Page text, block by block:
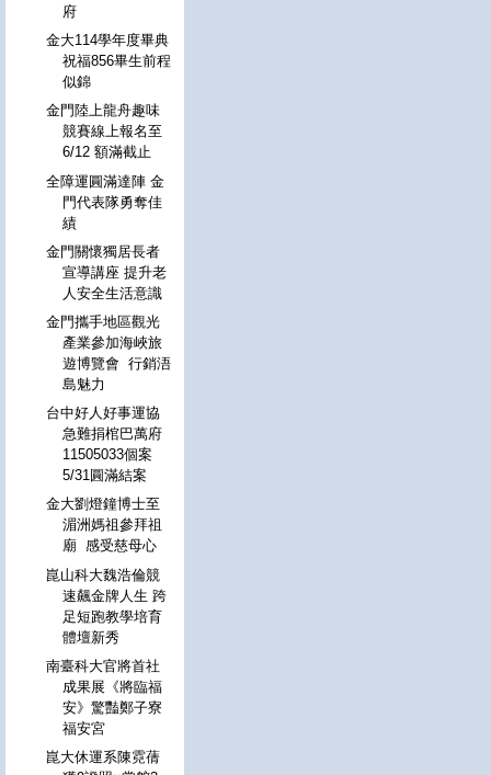
府
金大114學年度畢典
祝福856畢生前程
似錦
金門陸上龍舟趣味
競賽線上報名至
6/12 額滿截止
全障運圓滿達陣 金
門代表隊勇奪佳
績
金門關懷獨居長者
宣導講座 提升老
人安全生活意識
金門攜手地區觀光
產業參加海峽旅
遊博覽會 行銷浯
島魅力
台中好人好事運協
急難捐棺巴萬府
11505033個案
5/31圓滿結案
金大劉燈鐘博士至
湄洲媽祖參拜祖
廟 感受慈母心
崑山科大魏浩倫競
速飆金牌人生 跨
足短跑教學培育
體壇新秀
南臺科大官將首社
成果展《將臨福
安》驚豔鄭子寮
福安宮
崑大休運系陳霓蒨